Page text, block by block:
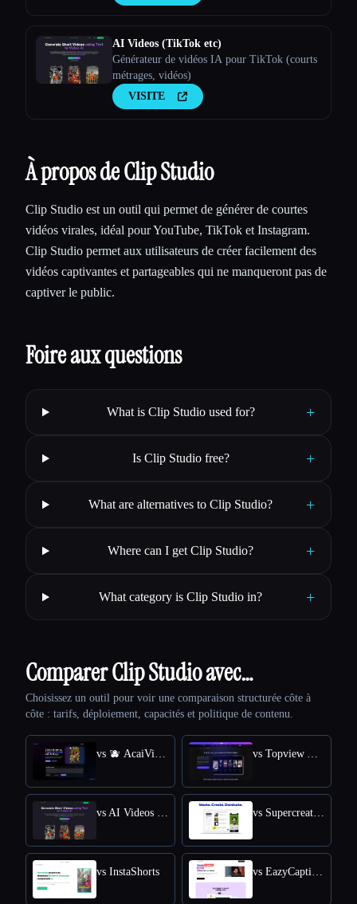
AI Videos (TikTok etc)
Générateur de vidéos IA pour TikTok (courts
métrages, vidéos)
VISITE
À propos de Clip Studio
Clip Studio est un outil qui permet de générer de courtes
vidéos virales, idéal pour YouTube, TikTok et Instagram.
Clip Studio permet aux utilisateurs de créer facilement des
vidéos captivantes et partageables qui ne manqueront pas de
captiver le public.
Foire aux questions
What is Clip Studio used for? +
Is Clip Studio free? +
What are alternatives to Clip Studio? +
Where can I get Clip Studio? +
What category is Clip Studio in? +
Comparer Clip Studio avec…
Choisissez un outil pour voir une comparaison structurée côte à
côte : tarifs, déploiement, capacités et politique de contenu.
vs 🫐 AcaiVideo vs Topview AI TikTok Video Generator
vs AI Videos (TikTok etc) vs Supercreator AI
vs InstaShorts vs EazyCaptions